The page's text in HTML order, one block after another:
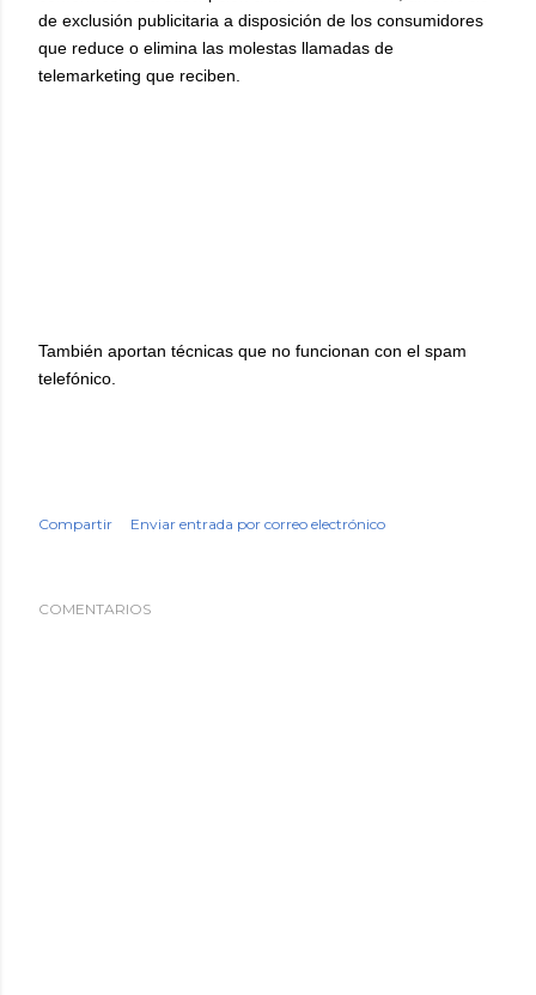
de exclusión publicitaria a disposición de los consumidores
que reduce o elimina las molestas llamadas de
telemarketing que reciben.
También aportan técnicas que no funcionan con el spam
telefónico.
Compartir Enviar entrada por correo electrónico
COMENTARIOS